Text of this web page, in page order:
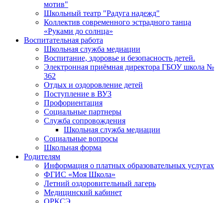
мотив"
Школьный театр "Радуга надежд"
Коллектив современного эстрадного танца
«Руками до солнца»
Воспитательная работа
Школьная служба медиации
Воспитание, здоровье и безопасность детей.
Электронная приёмная директора ГБОУ школа №
362
Отдых и оздоровление детей
Поступление в ВУЗ
Профориентация
Социальные партнеры
Служба сопровождения
Школьная служба медиации
Социальные вопросы
Школьная форма
Родителям
Информация о платных образовательных услугах
ФГИС «Моя Школа»
Летний оздоровительный лагерь
Медицинский кабинет
ОРКСЭ